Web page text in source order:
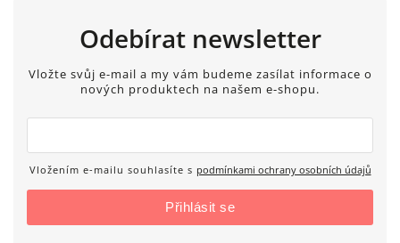
Odebírat newsletter
Vložte svůj e-mail a my vám budeme zasílat informace o
nových produktech na našem e-shopu.
Vložením e-mailu souhlasíte s podmínkami ochrany osobních údajů
Přihlásit se